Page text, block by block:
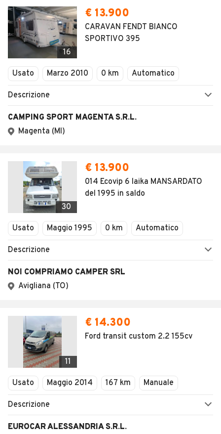
16
€ 13.900
CARAVAN FENDT BIANCO
SPORTIVO 395
Usato Marzo 2010 0 km Automatico
Descrizione
CAMPING SPORT MAGENTA S.R.L.
Magenta (MI)
30
€ 13.900
014 Ecovip 6 laika MANSARDATO
del 1995 in saldo
Usato Maggio 1995 0 km Automatico
Descrizione
NOI COMPRIAMO CAMPER SRL
Avigliana (TO)
11
€ 14.300
Ford transit custom 2.2 155cv
Usato Maggio 2014 167 km Manuale
Descrizione
EUROCAR ALESSANDRIA S.R.L.